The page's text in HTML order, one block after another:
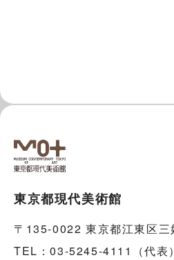
東京都現代美術館
〒135-0022 東京都江東区
TEL：03-5245-4111（代表）